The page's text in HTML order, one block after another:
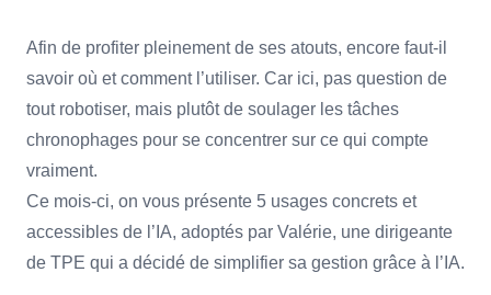
Afin de profiter pleinement de ses atouts, encore faut-il
savoir où et comment l’utiliser. Car ici, pas question de
tout robotiser, mais plutôt de soulager les tâches
chronophages pour se concentrer sur ce qui compte
vraiment.
Ce mois-ci, on vous présente 5 usages concrets et
accessibles de l’IA, adoptés par Valérie, une dirigeante
de TPE qui a décidé de simplifier sa gestion grâce à l’IA.